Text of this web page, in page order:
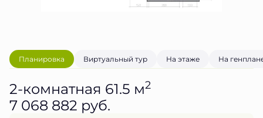
Планировка Виртуальный тур На этаже На
2-комнатная 61.5 м2
7 068 882 руб.